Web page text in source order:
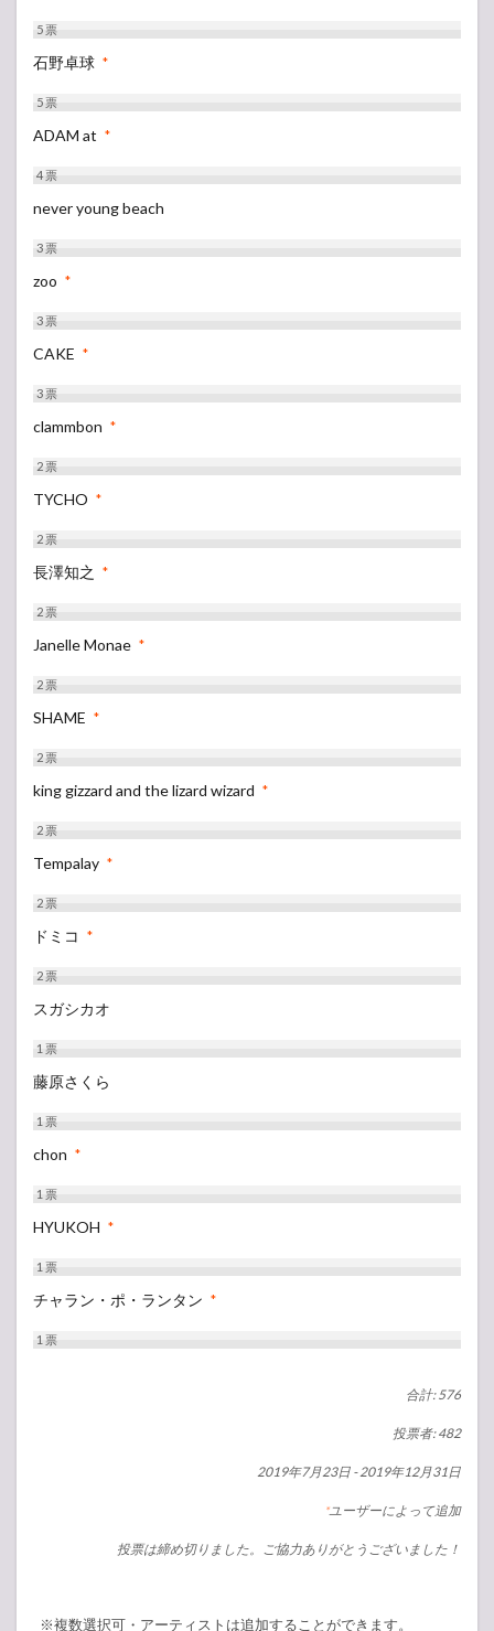
5票
石野卓球 *
5票
ADAM at *
4票
never young beach
3票
zoo *
3票
CAKE *
3票
clammbon *
2票
TYCHO *
2票
長澤知之 *
2票
Janelle Monae *
2票
SHAME *
2票
king gizzard and the lizard wizard *
2票
Tempalay *
2票
ドミコ *
2票
スガシカオ
1票
藤原さくら
1票
chon *
1票
HYUKOH *
1票
チャラン・ポ・ランタン *
1票
合計: 576
投票者: 482
2019年7月23日 -2019年12月31日
*ユーザーによって追加
投票は締め切りました。ご協力ありがとうございました！
※複数選択可・アーティストは追加することができます。